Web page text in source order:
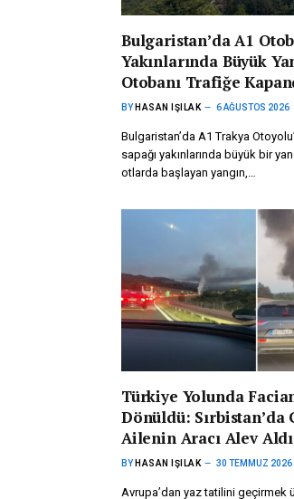
Bulgaristan’da A1
Yakınlarında Büyük
Otobanı Trafiğe
BY HASAN IŞILAK 6 AĞUSTOS 2026
Bulgaristan’da A1 Trakya
sapağı yakınlarında büyük bir
otlarda başlayan yangın,…
Türkiye Yolunda
Dönüldü: Sırbistan’da
Ailenin Aracı Alev Aldı
BY HASAN IŞILAK 30 TEMMUZ 2026
Avrupa’dan yaz tatilini geçirmek